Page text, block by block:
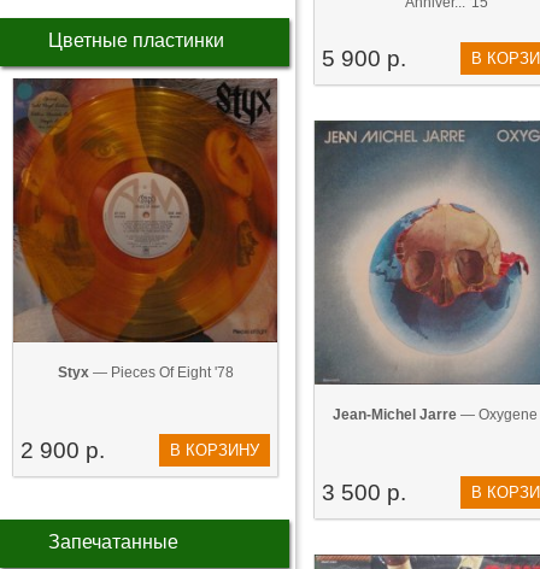
Цветные пластинки
Styx— Pieces Of Eight '78
2 900 р. В КОРЗИНУ
Запечатанные
5 900 р. В
Jean-Michel Jarre — Oxygene
3 500 р. В